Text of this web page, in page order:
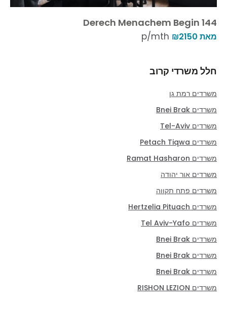
Derech Menachem Begin 144
מאת ₪2150
חלל משרדי קרוב
משרדים רמת גן
משרדים Bnei Brak
משרדים Tel-Aviv
משרדים Petach Tiqwa
משרדים Ramat Hasharon
משרדים אור יהודה
משרדים פתח תקווה
משרדים Hertzelia Pituach
משרדים Tel Aviv-Yafo
משרדים Bnei Brak
משרדים Bnei Brak
משרדים Bnei Brak
משרדים RISHON LEZION